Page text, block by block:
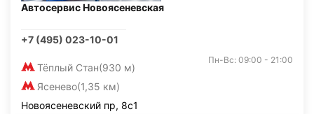
Автосервис Новоясеневская
+7 (495) 023-10-01
Тёплый Стан(930 м)
Ясенево(1,35 км)
Пн-Вс: 09:00 - 21:00
Новоясеневский пр, 8с1